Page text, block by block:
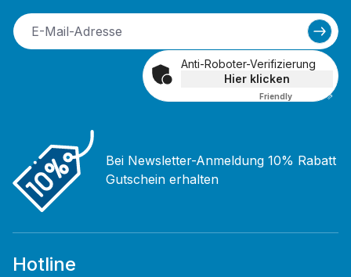
Anti-Roboter-Verifizierung
Hier klicken
Friendly Captcha ⇗
Bei Newsletter-Anmeldung 10% Rabatt
Gutschein erhalten
Hotline